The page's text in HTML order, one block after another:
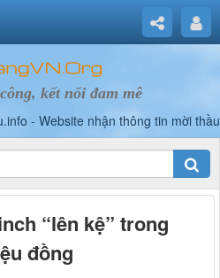
kết nối đam mê
“lên kệ” trong
đồng